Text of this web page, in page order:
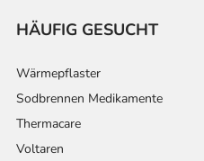
HÄUFIG GESUCHT
Wärmepflaster
Sodbrennen Medikamente
Thermacare
Voltaren